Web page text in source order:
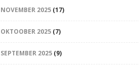
NOVEMBER 2025(17)
OKTOOBER 2025(7)
SEPTEMBER 2025(9)